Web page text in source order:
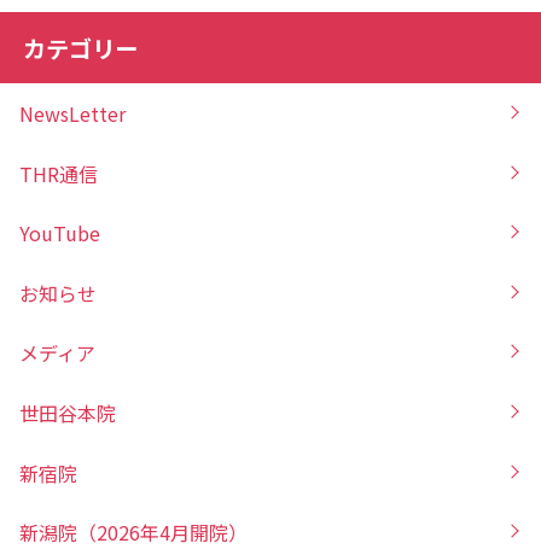
カテゴリー
NewsLetter
THR通信
YouTube
お知らせ
メディア
世田谷本院
新宿院
新潟院（2026年4月開院）